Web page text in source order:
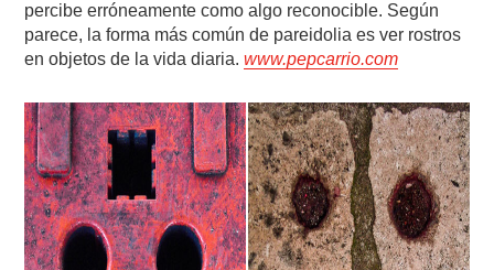
percibe erróneamente como algo reconocible. Según
parece, la forma más común de pareidolia es ver rostros
en objetos de la vida diaria.www.pepcarrio.com